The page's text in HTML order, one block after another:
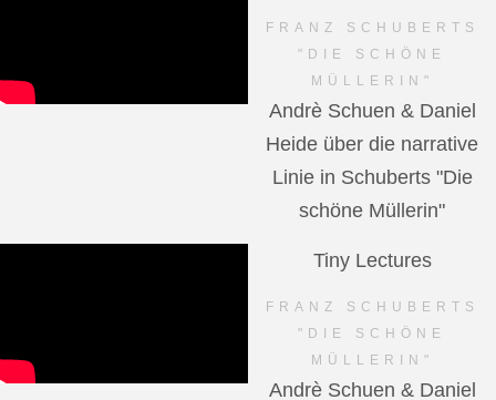
FRANZ SCHUBERTS
"DIE SCHÖNE
MÜLLERIN"
Andrè Schuen & Daniel
Heide über die narrative
Linie in Schuberts "Die
schöne Müllerin"
Tiny Lectures
FRANZ SCHUBERTS
"DIE SCHÖNE
MÜLLERIN"
Andrè Schuen & Daniel